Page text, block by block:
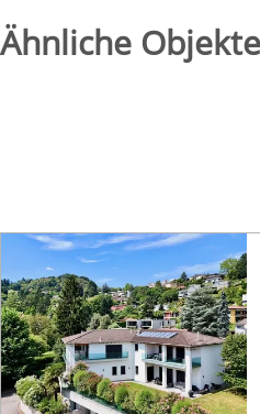
Ähnliche Objekte